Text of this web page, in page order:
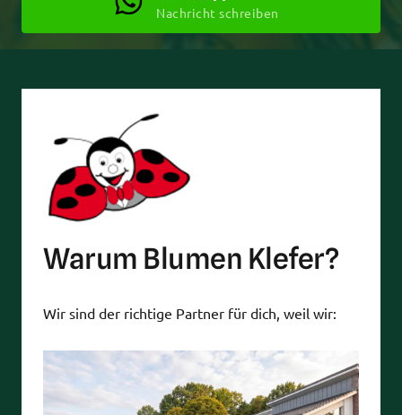
Nachricht schreiben
Warum Blumen Klefer?
Wir sind der richtige Partner für dich, weil wir: